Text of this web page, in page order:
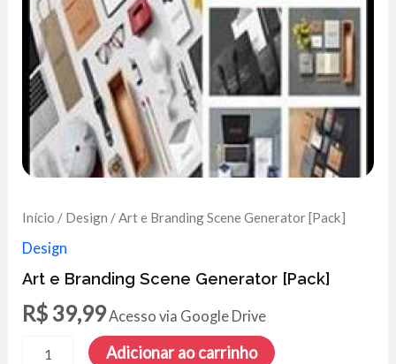
Início / Design / Art e Branding Scene Generator [Pack]
Design
Art e Branding Scene Generator [Pack]
R$ 39,99Acesso via Google Drive
Adicionar ao carrinho